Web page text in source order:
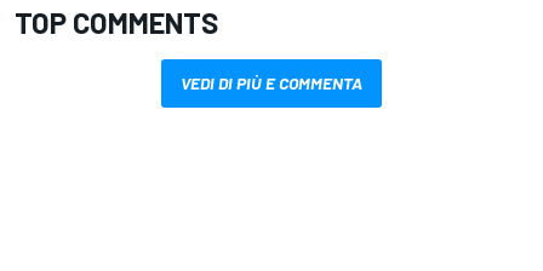
TOP COMMENTS
VEDI DI PIÙ E COMMENTA